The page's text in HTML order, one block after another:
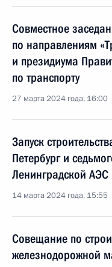
Совместное
по направлениям
и президиума
по транспорту
27 марта 2024 года, 16:00
Запуск
Петербург и
Ленинградской АЭС
14 марта 2024 года, 15:55
Совещание по
железнодорожной